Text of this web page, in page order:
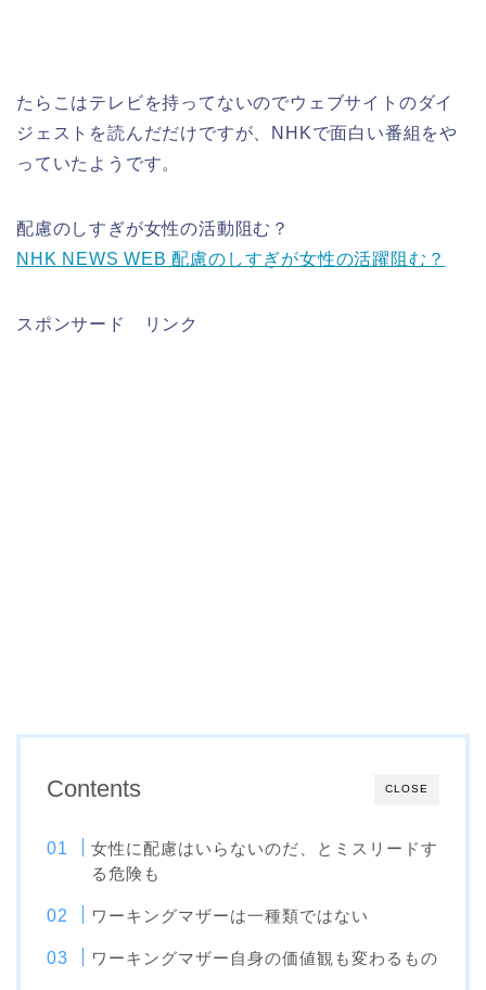
たらこはテレビを持ってないのでウェブサイトのダイ
ジェストを読んだだけですが、NHKで面白い番組をや
っていたようです。
配慮のしすぎが女性の活動阻む？
NHK NEWS WEB 配慮のしすぎが女性の活躍阻む？
スポンサード リンク
CLOSE
Contents
女性に配慮はいらないのだ、とミスリードす
る危険も
ワーキングマザーは一種類ではない
ワーキングマザー自身の価値観も変わるもの